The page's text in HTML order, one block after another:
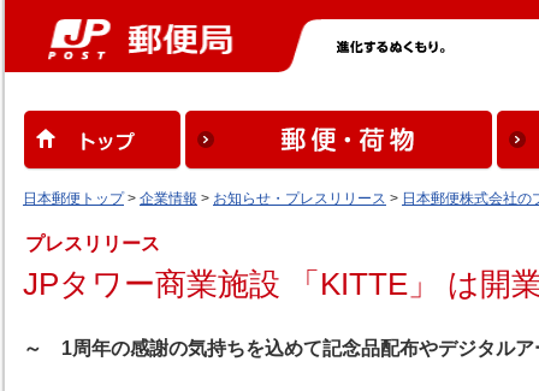
日本郵便トップ> 企業情報 > お知らせ・プレスリリース > 日本郵便株式会社の
プレスリリース
JPタワー商業施設 「KITTE」 は開
～ 1周年の感謝の気持ちを込めて記念品配布やデジタル